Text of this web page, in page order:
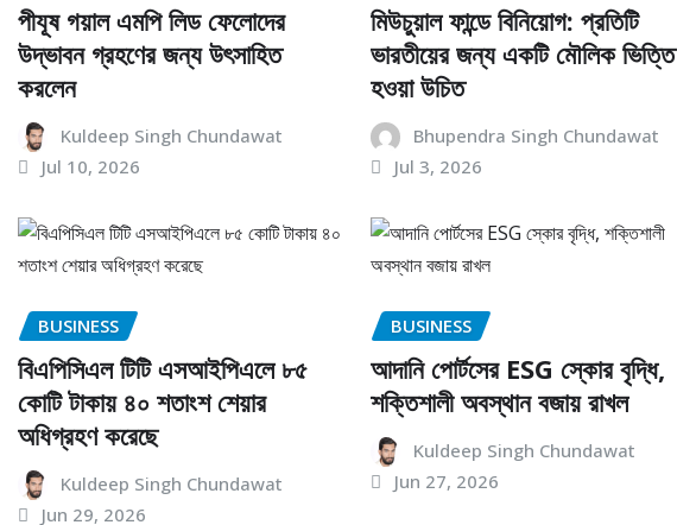
পীযূষ গয়াল এমপি লিড ফেলোদের
উদ্ভাবন গ্রহণের জন্য উৎসাহিত
করলেন
Kuldeep Singh Chundawat
Jul 10, 2026
মিউচুয়াল ফান্ডে বিনিয়োগ: প্রতিটি
ভারতীয়ের জন্য একটি মৌলিক ভিত্তি
হওয়া উচিত
Bhupendra Singh Chundawat
Jul 3, 2026
BUSINESS
বিএপিসিএল টিটি এসআইপিএলে ৮৫
কোটি টাকায় ৪০ শতাংশ শেয়ার
অধিগ্রহণ করেছে
Kuldeep Singh Chundawat
Jun 29, 2026
BUSINESS
আদানি পোর্টসের ESG স্কোর বৃদ্ধি,
শক্তিশালী অবস্থান বজায় রাখল
Kuldeep Singh Chundawat
Jun 27, 2026